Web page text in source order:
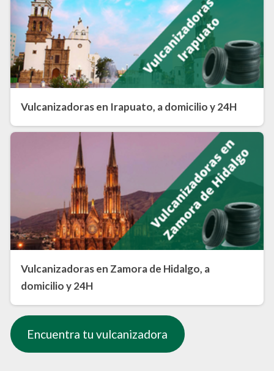
Vulcanizadoras en Irapuato, a domicilio y 24H
Vulcanizadoras en Zamora de Hidalgo, a
domicilio y 24H
Encuentra tu vulcanizadora